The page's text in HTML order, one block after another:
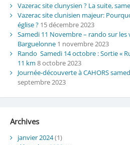
Vazerac site clunysien ? La suite,
Vazerac site clunisien majeur:
église ? 15 décembre 2023
Samedi 11 Novembre – rando sur les
Barguelonne 1 novembre 2023
Rando Samedi 14 octobre : Sortie «
11 km 8 octobre 2023
Journée-découverte à CAHORS
septembre 2023
Archives
janvier 2024(1)